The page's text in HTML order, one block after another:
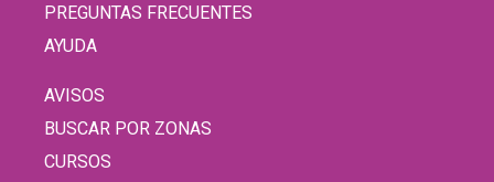
PREGUNTAS FRECUENTES
AYUDA
AVISOS
BUSCAR POR ZONAS
CURSOS